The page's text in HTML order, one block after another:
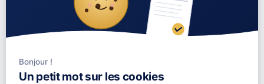
Quelle est la durée d'investissement ?
investissement ?
Bonjour !
Un petit mot sur les cookies